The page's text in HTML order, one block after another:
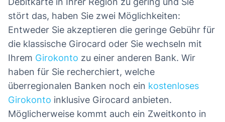
stört das, haben Sie zwei Möglichkeiten:
Entweder Sie akzeptieren die geringe Gebühr für
die klassische Girocard oder Sie wechseln mit
Ihrem Girokonto zu einer anderen Bank. Wir
haben für Sie recherchiert, welche
überregionalen Banken noch ein kostenloses
Girokonto inklusive Girocard anbieten.
Möglicherweise kommt auch ein Zweitkonto in